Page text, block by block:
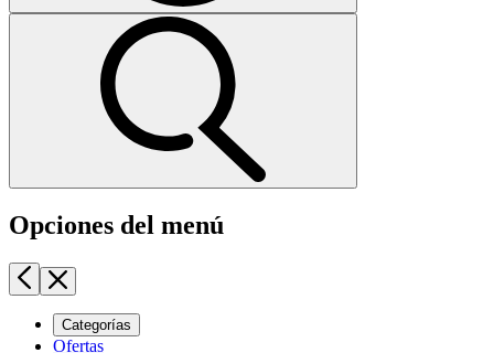
Opciones del menú
Categorías
Ofertas